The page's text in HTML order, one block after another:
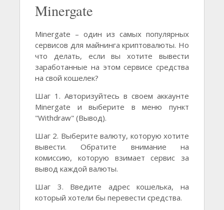
Minergate
Minergate – один из самых популярных
сервисов для майнинга криптовалюты. Но
что делать, если вы хотите вывести
заработанные на этом сервисе средства
на свой кошелек?
Шаг 1. Авторизуйтесь в своем аккаунте
Minergate и выберите в меню пункт
"Withdraw" (Вывод).
Шаг 2. Выберите валюту, которую хотите
вывести. Обратите внимание на
комиссию, которую взимает сервис за
вывод каждой валюты.
Шаг 3. Введите адрес кошелька, на
который хотели бы перевести средства.